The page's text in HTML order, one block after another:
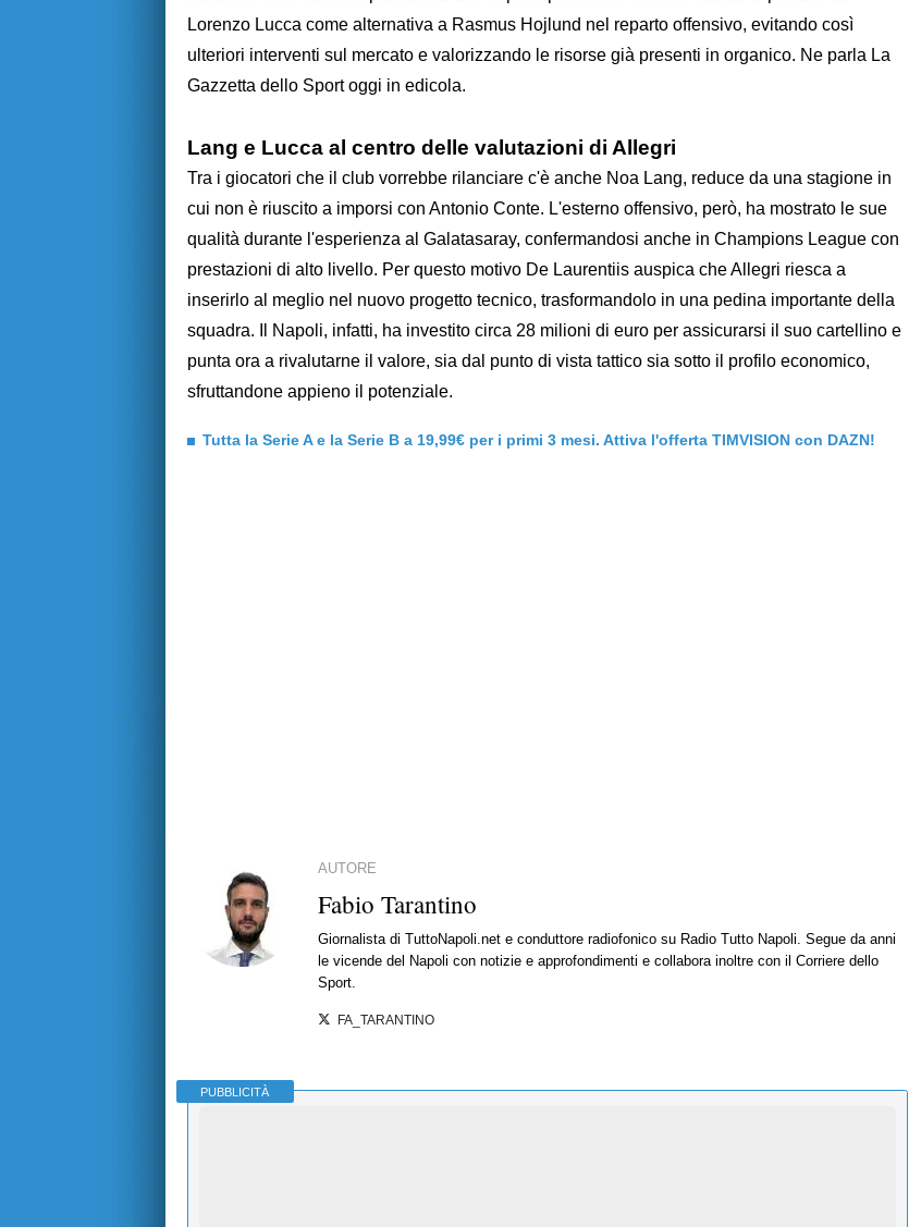
Lorenzo Lucca come alternativa a Rasmus Hojlund nel reparto offensivo, evitando così
ulteriori interventi sul mercato e valorizzando le risorse già presenti in organico. Ne parla La
Gazzetta dello Sport oggi in edicola.
Lang e Lucca al centro delle valutazioni di Allegri
Tra i giocatori che il club vorrebbe rilanciare c'è anche Noa Lang, reduce da una stagione in
cui non è riuscito a imporsi con Antonio Conte. L'esterno offensivo, però, ha mostrato le sue
qualità durante l'esperienza al Galatasaray, confermandosi anche in Champions League con
prestazioni di alto livello. Per questo motivo De Laurentiis auspica che Allegri riesca a
inserirlo al meglio nel nuovo progetto tecnico, trasformandolo in una pedina importante della
squadra. Il Napoli, infatti, ha investito circa 28 milioni di euro per assicurarsi il suo cartellino e
punta ora a rivalutarne il valore, sia dal punto di vista tattico sia sotto il profilo economico,
sfruttandone appieno il potenziale.
Tutta la Serie A e la Serie B a 19,99€ per i primi 3 mesi. Attiva l'offerta TIMVISION con DAZN!
AUTORE
Fabio Tarantino
Giornalista di TuttoNapoli.net e conduttore radiofonico su Radio Tutto Napoli. Segue da anni
le vicende del Napoli con notizie e approfondimenti e collabora inoltre con il Corriere dello
Sport.
FA_TARANTINO
PUBBLICITÀ